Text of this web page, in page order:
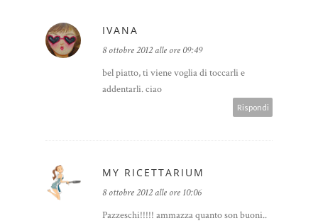
IVANA
8 ottobre 2012 alle ore 09:49
bel piatto, ti viene voglia di toccarli e
addentarli. ciao
Rispondi
MY RICETTARIUM
8 ottobre 2012 alle ore 10:06
Pazzeschi!!!!! ammazza quanto son buoni..